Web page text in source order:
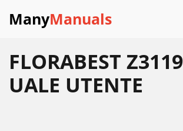
ManyManuals
FLORABEST
UALE UTENTE